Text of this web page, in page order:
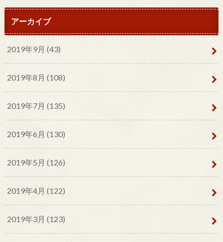
アーカイブ
2019年9月 (43)
2019年8月 (108)
2019年7月 (135)
2019年6月 (130)
2019年5月 (126)
2019年4月 (122)
2019年3月 (123)